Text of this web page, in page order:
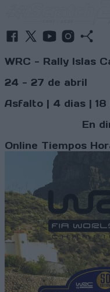
WRC - Rally Islas
24 - 27 de abril
Asfalto | 4 dias |
En
Online Tiempos